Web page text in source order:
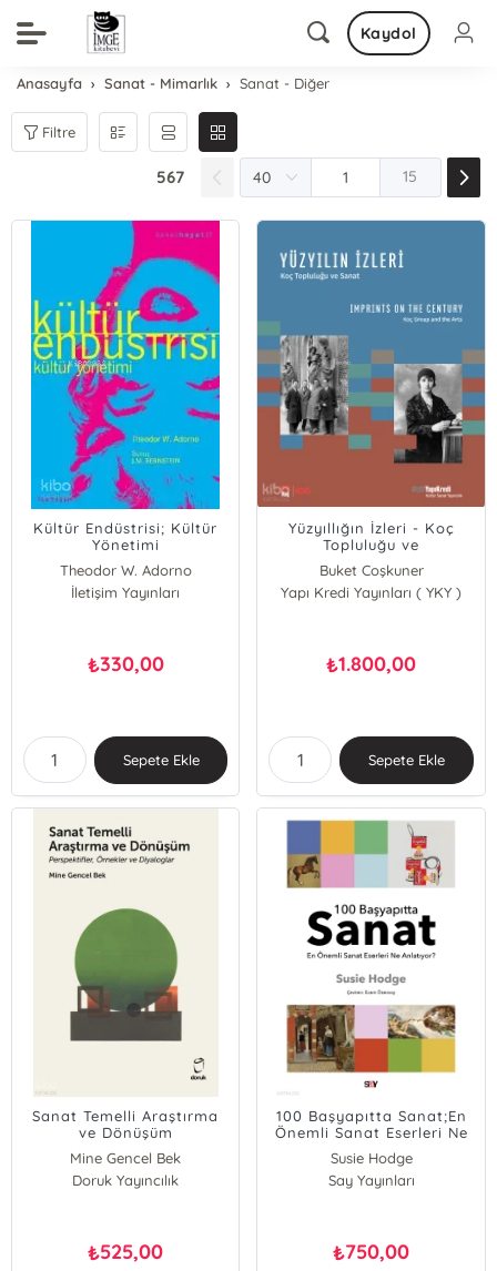
Kaydol
Anasayfa Sanat - Mimarlık Sanat - Diğer
Filtre
567 15
Kültür Endüstrisi; Kültür
Yönetimi
Theodor W. Adorno
İletişim Yayınları
₺330,00
Sepete Ekle
Yüzyıllığın İzleri - Koç
Topluluğu ve
Sanat;Imprints On The
Century - Koç Group and
the Arts
Buket Coşkuner
Zeynep Çelik
Yapı Kredi Yayınları ( YKY )
₺1.800,00
Sepete Ekle
Sanat Temelli Araştırma
ve Dönüşüm
;Perspektifler, Örnekler ve
Diyaloglar
Mine Gencel Bek
Doruk Yayıncılık
₺525,00
100 Başyapıtta Sanat;En
Önemli Sanat Eserleri Ne
Anlatıyor?
Susie Hodge
Say Yayınları
₺750,00